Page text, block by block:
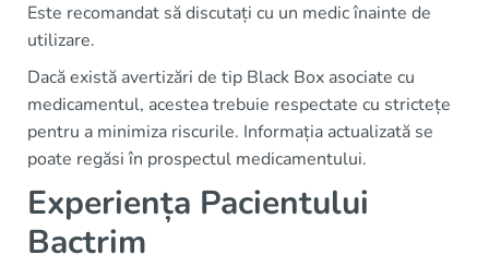
Este recomandat să discutați cu un medic înainte de
utilizare.
Dacă există avertizări de tip Black Box asociate cu
medicamentul, acestea trebuie respectate cu strictețe
pentru a minimiza riscurile. Informația actualizată se
poate regăsi în prospectul medicamentului.
Experiența Pacientului
Bactrim